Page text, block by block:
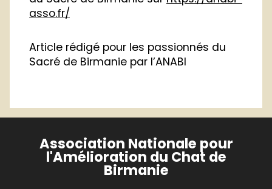
asso.fr/
Article rédigé pour les passionnés du
Sacré de Birmanie par l’ANABI
Association Nationale pour
l'Amélioration du Chat de
Birmanie